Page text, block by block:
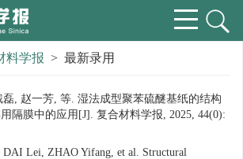
料学报 > 最新录用
磊, 赵一芳, 等. 湿法成型聚苯硫醚基纸的结构
隔膜中的应用[J]. 复合材料学报, 2025, 44(0):
DAI Lei, ZHAO Yifang, et al. Structural